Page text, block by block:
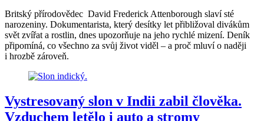
Britský přírodovědec David Frederick Attenborough slaví sté
narozeniny. Dokumentarista, který desítky let přibližoval divákům
svět zvířat a rostlin, dnes upozorňuje na jeho rychlé mizení. Deník
připomíná, co všechno za svůj život viděl – a proč mluví o naději
i hrozbě zároveň.
Vystresovaný slon v Indii zabil člověka.
Vzduchem letělo i auto a stromy